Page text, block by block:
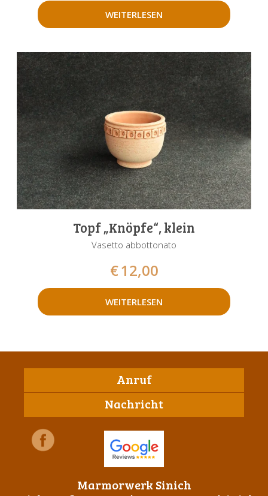
WEITERLESEN
Topf „Knöpfe“, klein
Vasetto abbottonato
€12,00
WEITERLESEN
Anruf
Nachricht
Marmorwerk Sinich